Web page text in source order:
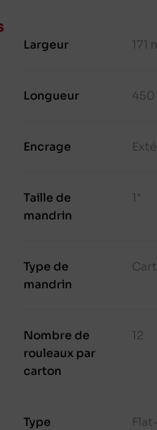
Largeur 171
Longueur 450
Encrage
Taille de
mandrin
1"
Type de
mandrin
Nombre de
rouleaux par
carton
12
Type